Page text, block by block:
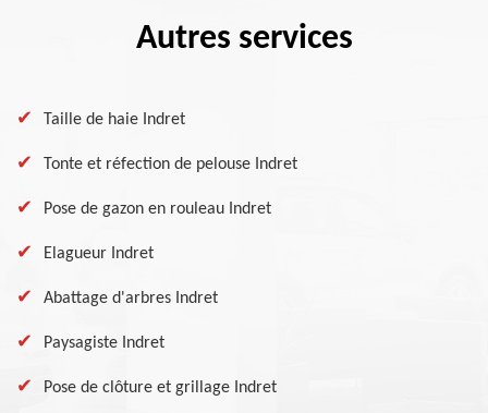
Autres services
Taille de haie Indret
Tonte et réfection de pelouse Indret
Pose de gazon en rouleau Indret
Elagueur Indret
Abattage d'arbres Indret
Paysagiste Indret
Pose de clôture et grillage Indret